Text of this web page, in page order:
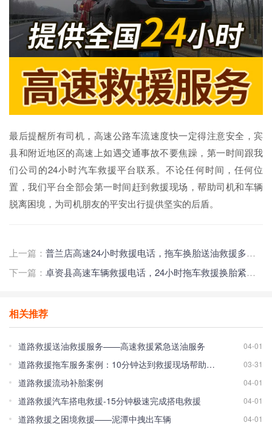
最后提醒所有司机，高速公路车流速度快一定得注意安全，宾
县和附近地区的高速上如遇交通事故不要焦躁，第一时间跟我
们公司的24小时汽车救援平台联系。不论任何时间，任何位
置，我们平台全部会第一时间赶到救援现场，帮助司机和车辆
脱离困境，为司机朋友的平安出行提供坚实的后盾。
上一篇： 普兰店高速24小时救援电话，拖车换胎送油救援多少钱
下一篇： 卓资县高速车辆救援电话，24小时拖车救援换胎紧急送油救援价格
相关推荐
道路救援送油救援服务——高速救援紧急送油服务 04-01
道路救援拖车服务案例：10分钟达到救援现场帮助车主脱离困境！ 03-31
道路救援流动补胎案例 04-01
道路救援汽车搭电救援-15分钟极速完成搭电救援 04-01
道路救援之困境救援——泥潭中拽出车辆 04-01